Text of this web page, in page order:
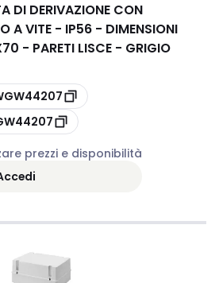
DI DERIVAZIONE CON
A VITE - IP56 - DIMENSIONI
- PARETI LISCE - GRIGIO
prezzi e disponibilità